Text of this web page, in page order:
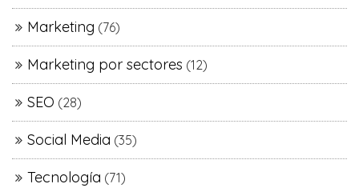
Marketing (76)
Marketing por sectores (12)
SEO (28)
Social Media (35)
Tecnología (71)